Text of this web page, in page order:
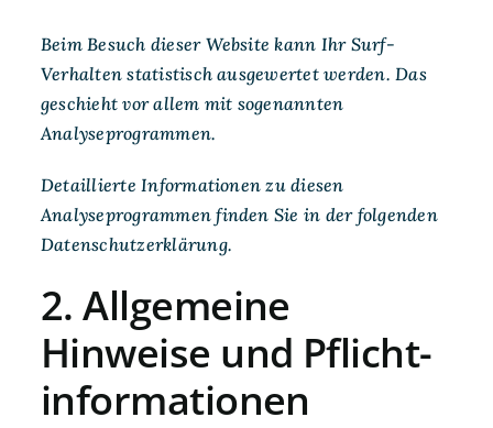
Beim Besuch dieser Website kann Ihr Surf-
Verhalten statistisch ausgewertet werden. Das
geschieht vor allem mit sogenannten
Analyseprogrammen.
Detaillierte Informationen zu diesen
Analyseprogrammen finden Sie in der folgenden
Datenschutzerklärung.
2. Allgemeine
Hinweise und Pflicht­
informationen